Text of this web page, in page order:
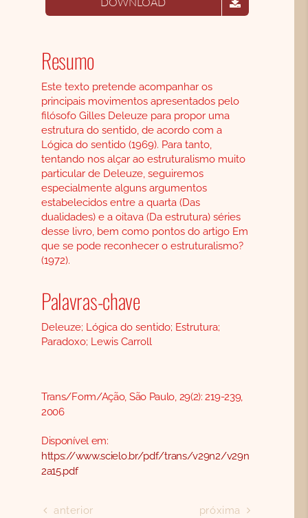
Resumo
Este texto pretende acompanhar os
principais movimentos apresentados pelo
filósofo Gilles Deleuze para propor uma
estrutura do sentido, de acordo com a
Lógica do sentido (1969). Para tanto,
tentando nos alçar ao estruturalismo muito
particular de Deleuze, seguiremos
especialmente alguns argumentos
estabelecidos entre a quarta (Das
dualidades) e a oitava (Da estrutura) séries
desse livro, bem como pontos do artigo Em
que se pode reconhecer o estruturalismo?
(1972).
Palavras-chave
Deleuze; Lógica do sentido; Estrutura;
Paradoxo; Lewis Carroll
Trans/Form/Ação, São Paulo, 29(2): 219-239,
2006
Disponível em:
https://www.scielo.br/pdf/trans/v29n2/v29n
2a15.pdf
anterior próxima